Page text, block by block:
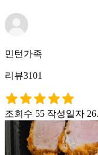
민턴가족
리뷰3101
조회수 55 작성일자